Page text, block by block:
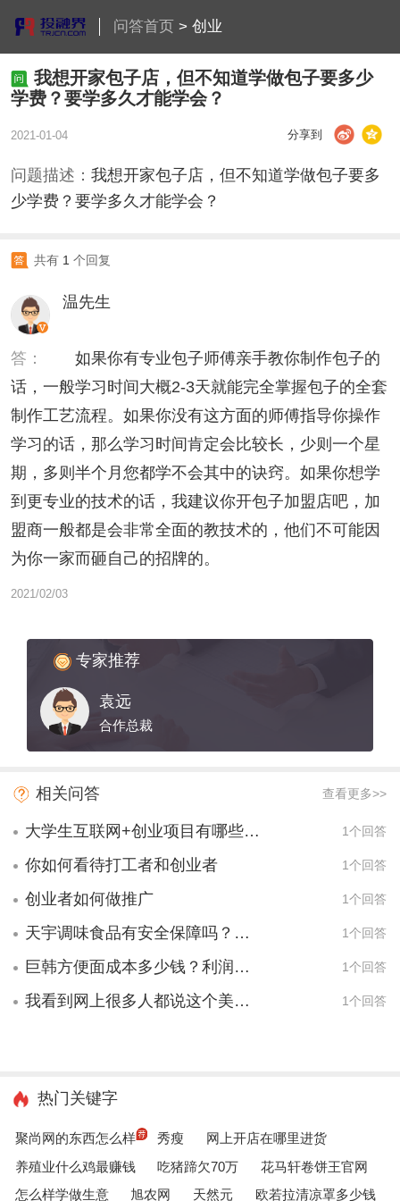
问答首页> 创业
我想开家包子店，但不知道学做包子要多少
学费？要学多久才能学会？
2021-01-04 分享到
问题描述： 我想开家包子店，但不知道学做包子要多
少学费？要学多久才能学会？
共有 1 个回复
温先生
答：
如果你有专业包子师傅亲手教你制作包子的
话，一般学习时间大概2-3天就能完全掌握包子的全套
制作工艺流程。如果你没有这方面的师傅指导你操作
学习的话，那么学习时间肯定会比较长，少则一个星
期，多则半个月您都学不会其中的诀窍。如果你想学
到更专业的技术的话，我建议你开包子加盟店吧，加
盟商一般都是会非常全面的教技术的，他们不可能因
为你一家而砸自己的招牌的。
2021/02/03
专家推荐
袁远
合作总裁
相关问答 查看更多>>
大学生互联网+创业项目有哪些项目？ 1个回答
你如何看待打工者和创业者 1个回答
创业者如何做推广 1个回答
天宇调味食品有安全保障吗？我想做这个食品的代理商。 1个回答
巨韩方便面成本多少钱？利润有多少？开家你们的店，一天能赚多少钱？ 1个回答
我看到网上很多人都说这个美食美客酸奶吧很好，我想问下真的很好吗？ 1个回答
热门关键字
聚尚网的东西怎么样 秀瘦
网上开店在哪里进货
养殖业什么鸡最赚钱
吃猪蹄欠70万
花马轩卷饼王官网
怎么样学做生意
旭农网 天然元 欧若拉清凉罩多少钱